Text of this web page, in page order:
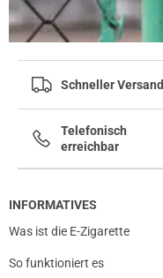
Schneller Versand
Telefonisch
erreichbar
INFORMATIVES
Was ist die E-Zigarette
So funktioniert es